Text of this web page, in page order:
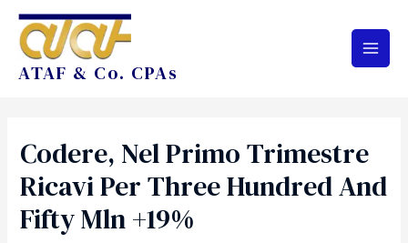
ATAF & Co. CPAs
Codere, Nel Primo Trimestre
Ricavi Per Three Hundred And
Fifty Mln +19%